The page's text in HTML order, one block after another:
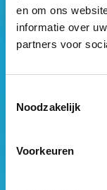
en om ons
informatie over
partners voor
Noodzakelijk
Voorkeuren
Vastgoed
Philitelaan 73
088 – 091 00 00